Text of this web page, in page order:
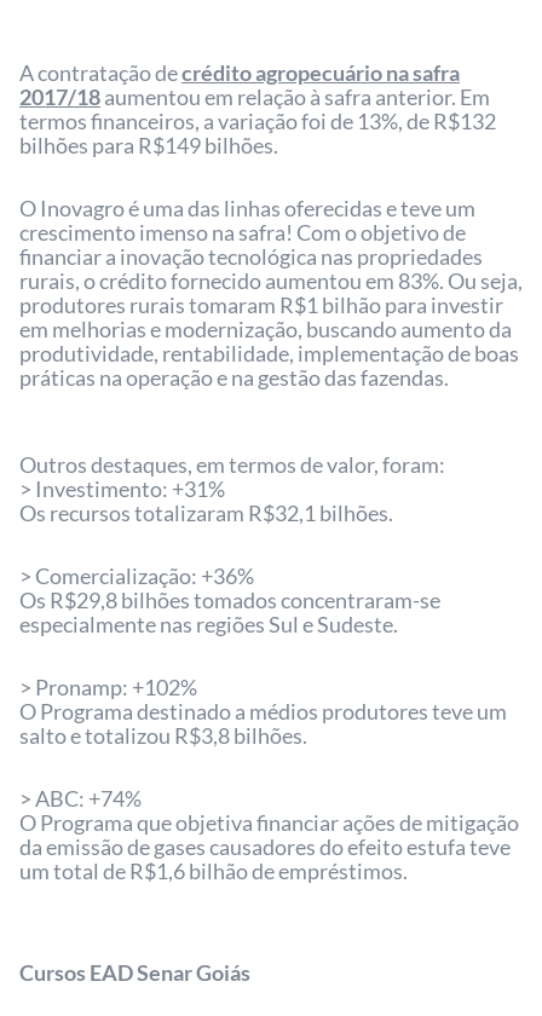
A contratação decrédito agropecuário na safra
2017/18aumentou em relação à safra anterior. Em
termos financeiros, a variação foi de 13%, de R$132
bilhões para R$149 bilhões.
O Inovagro é uma das linhas oferecidas e teve um
crescimento imenso na safra! Com o objetivo de
financiar a inovação tecnológica nas propriedades
rurais, o crédito fornecido aumentou em 83%. Ou seja,
produtores rurais tomaram R$1 bilhão para investir
em melhorias e modernização, buscando aumento da
produtividade, rentabilidade, implementação de boas
práticas na operação e na gestão das fazendas.
Outros destaques, em termos de valor, foram:
> Investimento: +31%
Os recursos totalizaram R$32,1 bilhões.
> Comercialização: +36%
Os R$29,8 bilhões tomados concentraram-se
especialmente nas regiões Sul e Sudeste.
> Pronamp: +102%
O Programa destinado a médios produtores teve um
salto e totalizou R$3,8 bilhões.
> ABC: +74%
O Programa que objetiva financiar ações de mitigação
da emissão de gases causadores do efeito estufa teve
um total de R$1,6 bilhão de empréstimos.
Cursos EAD Senar Goiás